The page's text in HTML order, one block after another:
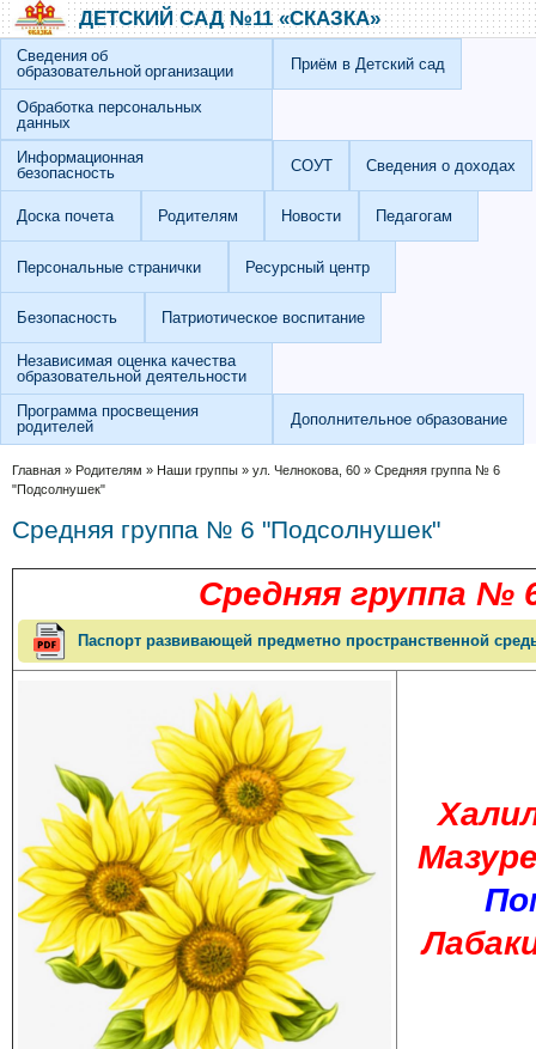
Перейти к основному содержанию
Skip to searchДЕТСКИЙ САД №11 «СКАЗКА»
Сведения об
образовательной организации
Приём в Детский сад
Обработка персональных
данных
Информационная
безопасность
СОУТ Сведения о доходах
Доска почета Родителям Новости Педагогам
Персональные странички Ресурсный центр
Безопасность Патриотическое воспитание
Независимая оценка качества
образовательной деятельности
Программа просвещения
родителей
Дополнительное образование
Вы здесь
Главная » Родителям » Наши группы » ул. Челнокова, 60 » Средняя группа № 6
"Подсолнушек"
Средняя группа № 6 "Подсолнушек"
Средняя группа №
Паспорт развивающей предметно пространственной